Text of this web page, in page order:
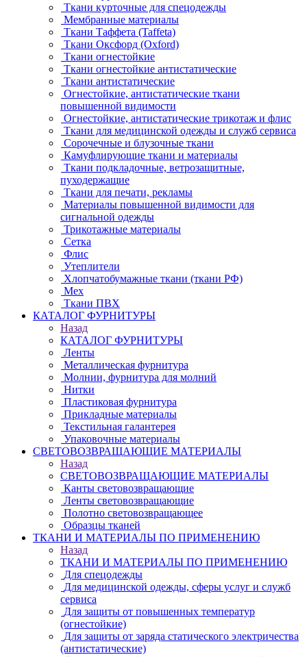
Ткани курточные для спецодежды
Мембранные материалы
Ткани Таффета (Taffeta)
Ткани Оксфорд (Oxford)
Ткани огнестойкие
Ткани огнестойкие антистатические
Ткани антистатические
Огнестойкие, антистатические ткани
повышенной видимости
Огнестойкие, антистатические трикотаж и флис
Ткани для медицинской одежды и служб сервиса
Сорочечные и блузочные ткани
Камуфлирующие ткани и материалы
Ткани подкладочные, ветрозащитные,
пуходержащие
Ткани для печати, рекламы
Материалы повышенной видимости для
сигнальной одежды
Трикотажные материалы
Сетка
Флис
Утеплители
Хлопчатобумажные ткани (ткани РФ)
Мех
Ткани ПВХ
КАТАЛОГ ФУРНИТУРЫ
Назад
КАТАЛОГ ФУРНИТУРЫ
Ленты
Металлическая фурнитура
Молнии, фурнитура для молний
Нитки
Пластиковая фурнитура
Прикладные материалы
Текстильная галантерея
Упаковочные материалы
СВЕТОВОЗВРАЩАЮЩИЕ МАТЕРИАЛЫ
Назад
СВЕТОВОЗВРАЩАЮЩИЕ МАТЕРИАЛЫ
Канты световозвращающие
Ленты световозвращающие
Полотно световозвращающее
Образцы тканей
ТКАНИ И МАТЕРИАЛЫ ПО ПРИМЕНЕНИЮ
Назад
ТКАНИ И МАТЕРИАЛЫ ПО ПРИМЕНЕНИЮ
Для спецодежды
Для медицинской одежды, сферы услуг и служб
сервиса
Для защиты от повышенных температур
(огнестойкие)
Для защиты от заряда статического электричества
(антистатические)